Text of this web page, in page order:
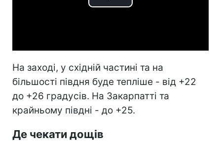
Play
На заході, у східній частині та на
більшості півдня буде тепліше - від +22
до +26 градусів. На Закарпатті та
крайньому півдні - до +25.
Де чекати дощів